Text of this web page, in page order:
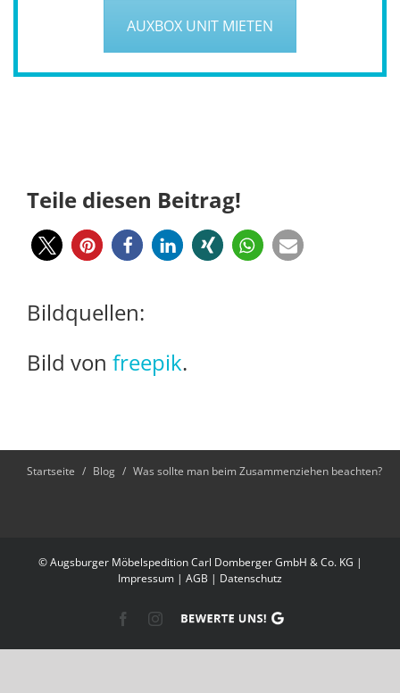
AUXBOX UNIT MIETEN
Teile diesen Beitrag!
Bildquellen:
Bild von freepik.
Startseite / Blog / Was sollte man beim Zusammenziehen beachten?
© Augsburger Möbelspedition Carl Domberger GmbH & Co. KG |
Impressum | AGB | Datenschutz
FacebookInstagram
Google